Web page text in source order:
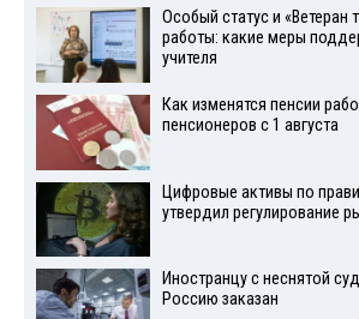
Особый статус и «Ветеран
работы: какие меры
учителя
Как изменятся пенсии
пенсионеров с 1 августа
Цифровые активы по
утвердил регулирование
Иностранцу с неснятой
Россию заказан